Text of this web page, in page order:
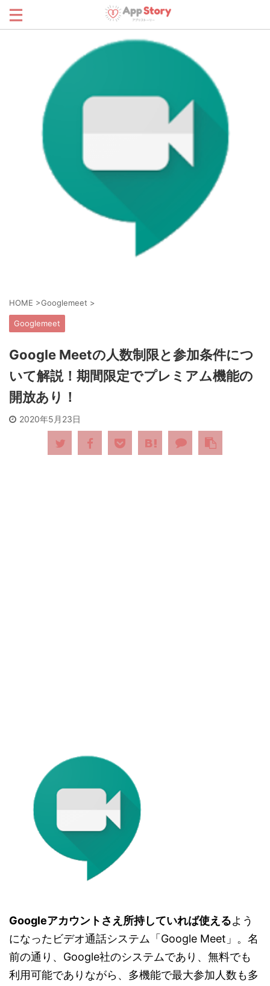
HOME >Googlemeet >
Googlemeet
Google Meetの人数制限と参加条件につ
いて解説！期間限定でプレミアム機能の
開放あり！
2020年5月23日
Googleアカウントさえ所持していれば使えるよう
になったビデオ通話システム「Google Meet」。名
前の通り、Google社のシステムであり、無料でも
利用可能でありながら、多機能で最大参加人数も多